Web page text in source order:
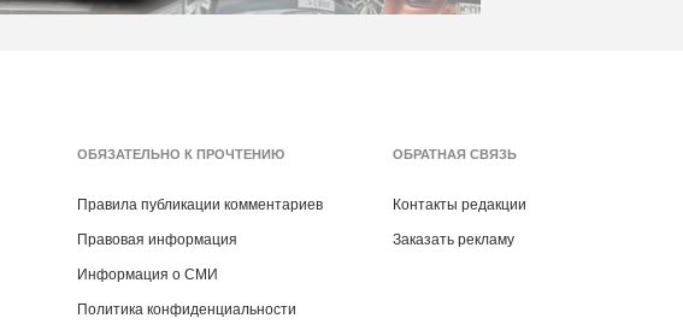
ОБЯЗАТЕЛЬНО К ПРОЧТЕНИЮ
Правила публикации комментариев
Правовая информация
Информация о СМИ
Политика конфиденциальности
ОБРАТНАЯ СВЯЗЬ
Контакты редакции
Заказать рекламу